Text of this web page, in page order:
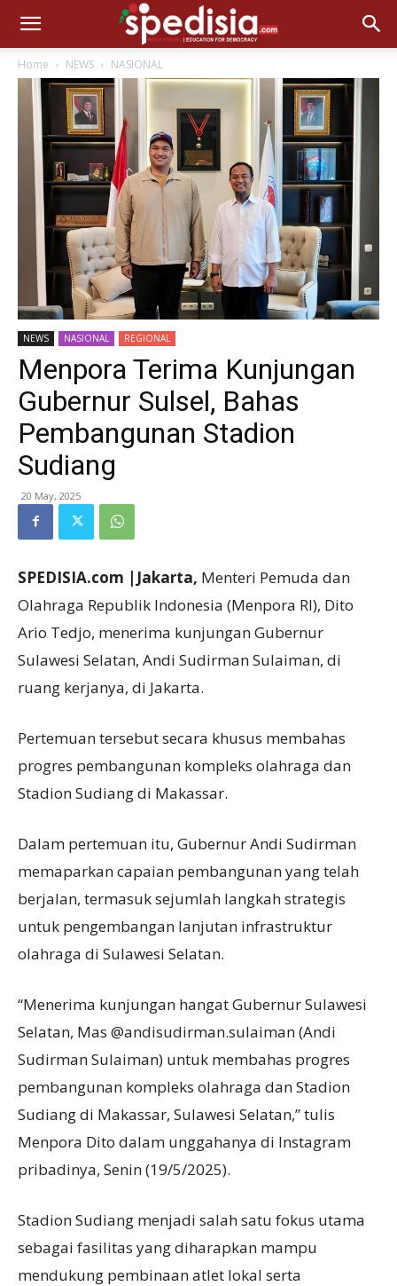
Home NEWS NASIONAL
NEWS NASIONAL REGIONAL
Menpora Terima Kunjungan
Gubernur Sulsel, Bahas
Pembangunan Stadion
Sudiang
20 May, 2025
SPEDISIA.com |Jakarta, Menteri Pemuda dan
Olahraga Republik Indonesia (Menpora RI), Dito
Ario Tedjo, menerima kunjungan Gubernur
Sulawesi Selatan, Andi Sudirman Sulaiman, di
ruang kerjanya, di Jakarta.
Pertemuan tersebut secara khusus membahas
progres pembangunan kompleks olahraga dan
Stadion Sudiang di Makassar.
Dalam pertemuan itu, Gubernur Andi Sudirman
memaparkan capaian pembangunan yang telah
berjalan, termasuk sejumlah langkah strategis
untuk pengembangan lanjutan infrastruktur
olahraga di Sulawesi Selatan.
“Menerima kunjungan hangat Gubernur Sulawesi
Selatan, Mas @andisudirman.sulaiman (Andi
Sudirman Sulaiman) untuk membahas progres
pembangunan kompleks olahraga dan Stadion
Sudiang di Makassar, Sulawesi Selatan,” tulis
Menpora Dito dalam unggahanya di Instagram
pribadinya, Senin (19/5/2025).
Stadion Sudiang menjadi salah satu fokus utama
sebagai fasilitas yang diharapkan mampu
mendukung pembinaan atlet lokal serta